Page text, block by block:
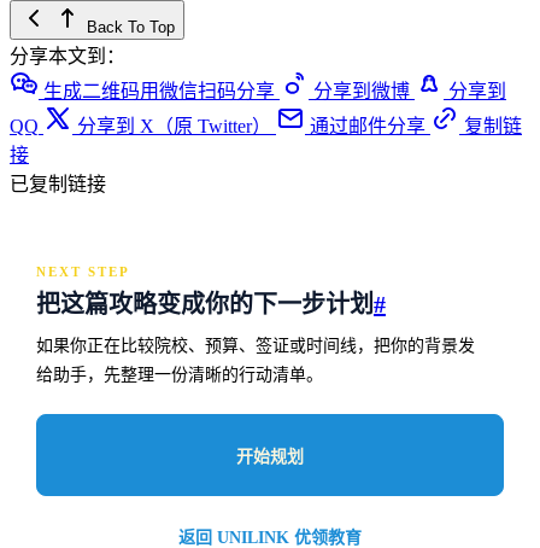
Back To Top
分享本文到：
生成二维码用微信扫码分享
分享到微博
分享到
QQ
分享到 X（原 Twitter） 通过邮件分享
复制链
接
已复制链接
NEXT STEP
把这篇攻略变成你的下一步计划#
如果你正在比较院校、预算、签证或时间线，把你的背景发
给助手，先整理一份清晰的行动清单。
开始规划
返回 UNILINK 优领教育